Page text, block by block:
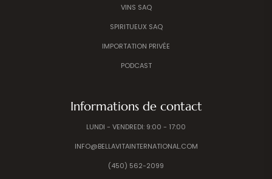
VINS SAQ
SPIRITUEUX SAQ
IMPORTATION PRIVÉE
PODCAST
Informations de contact
LUNDI - VENDREDI: 9:00 - 17:00
INFO@BELLAVITAINTERNATIONAL.COM
(450) 562-2099